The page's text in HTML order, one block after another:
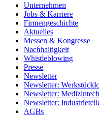
Unternehmen
Jobs & Karriere
Firmengeschichte
Aktuelles
Messen & Kongresse
Nachhaltigkeit
Whistleblowing
Presse
Newsletter
Newsletter:
Newsletter:
Newsletter:
AGBs